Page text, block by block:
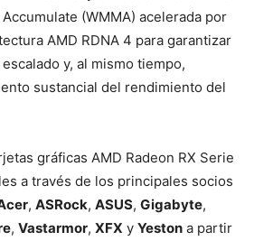
(WMMA) acelerada por
AMD RDNA 4 para garantizar
y, al mismo tiempo,
sustancial del rendimiento del
gráficas AMD Radeon RX Serie
a través de los principales socios
, ASRock, ASUS, Gigabyte,
, Vastarmor, XFX y Yeston a partir